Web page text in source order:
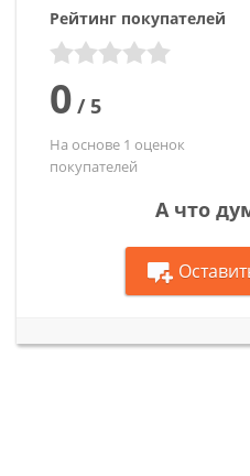
Рейтинг покупателей
0 /5
На основе 1 оценок
покупателей
А что